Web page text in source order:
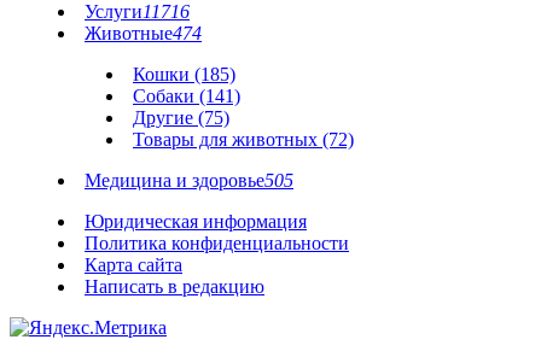
Услуги11716
Животные474
Кошки (185)
Собаки (141)
Другие (75)
Товары для животных (72)
Медицина и здоровье505
Юридическая информация
Политика конфиденциальности
Карта сайта
Написать в редакцию